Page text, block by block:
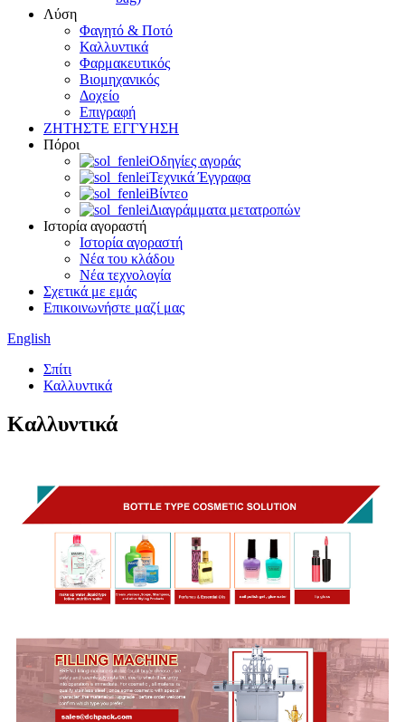
Λύση
Φαγητό & Ποτό
Καλλυντικά
Φαρμακευτικός
Βιομηχανικός
Δοχείο
Επιγραφή
ΖΗΤΗΣΤΕ ΕΓΓΥΗΣΗ
Πόροι
Οδηγίες αγοράς
Τεχνικά Έγγραφα
Βίντεο
Διαγράμματα μετατροπών
Ιστορία αγοραστή
Ιστορία αγοραστή
Νέα του κλάδου
Νέα τεχνολογία
Σχετικά με εμάς
Επικοινωνήστε μαζί μας
English
Σπίτι
Καλλυντικά
Καλλυντικά